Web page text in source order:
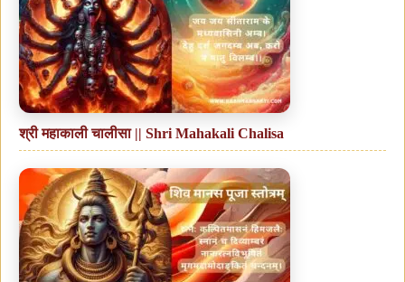
श्री महाकाली चालीसा || Shri Mahakali Chalisa